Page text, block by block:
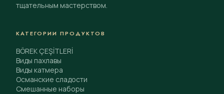
тщательным мастерством.
КАТЕГОРИИ ПРОДУКТОВ
BÖREK ÇEŞİTLERİ
Виды пахлавы
Виды катмера
Османские сладости
Смешанные наборы